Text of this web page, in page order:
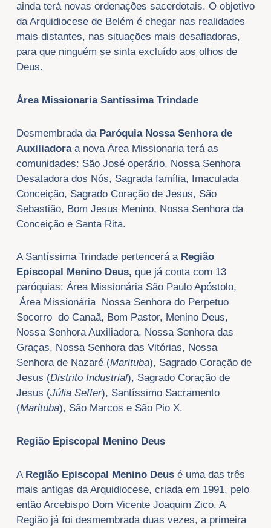
ainda terá novas ordenações sacerdotais. O objetivo
da Arquidiocese de Belém é chegar nas realidades
mais distantes, nas situações mais desafiadoras,
para que ninguém se sinta excluído aos olhos de
Deus.
Área Missionaria Santíssima Trindade
Desmembrada da Paróquia Nossa Senhora de
Auxiliadoraa nova Área Missionaria terá as
comunidades: São José operário, Nossa Senhora
Desatadora dos Nós, Sagrada família, Imaculada
Conceição, Sagrado Coração de Jesus, São
Sebastião, Bom Jesus Menino, Nossa Senhora da
Conceição e Santa Rita.
A Santíssima Trindade pertencerá a Região
Episcopal Menino Deus, que já conta com 13
paróquias: Área Missionária São Paulo Apóstolo,
Área Missionária Nossa Senhora do Perpetuo
Socorro do Canaã, Bom Pastor, Menino Deus,
Nossa Senhora Auxiliadora, Nossa Senhora das
Graças, Nossa Senhora das Vitórias, Nossa
Senhora de Nazaré (Marituba), Sagrado Coração de
Jesus (Distrito Industrial), Sagrado Coração de
Jesus (Júlia Seffer), Santíssimo Sacramento
(Marituba), São Marcos e São Pio X.
Região Episcopal Menino Deus
A Região Episcopal Menino Deusé uma das três
mais antigas da Arquidiocese, criada em 1991, pelo
então Arcebispo Dom Vicente Joaquim Zico. A
Região já foi desmembrada duas vezes, a primeira